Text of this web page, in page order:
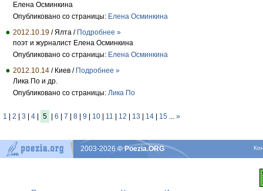
Елена Осминкина
Опубликовано со страницы: Елена Осминкина
2012.10.19 / Ялта / Подробнее »
поэт и журналист Елена Осминкина
Опубликовано со страницы: Елена Осминкина
2012.10.14 / Киев / Подробнее »
Лика По и др.
Опубликовано со страницы: Лика По
1 2 3 4 5 6 7 8 9 10 11 12 13 14 15 ... »
2003-2026© Poezia.ORG